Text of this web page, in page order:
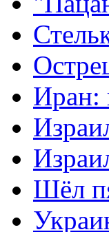
Иран:
Шёл